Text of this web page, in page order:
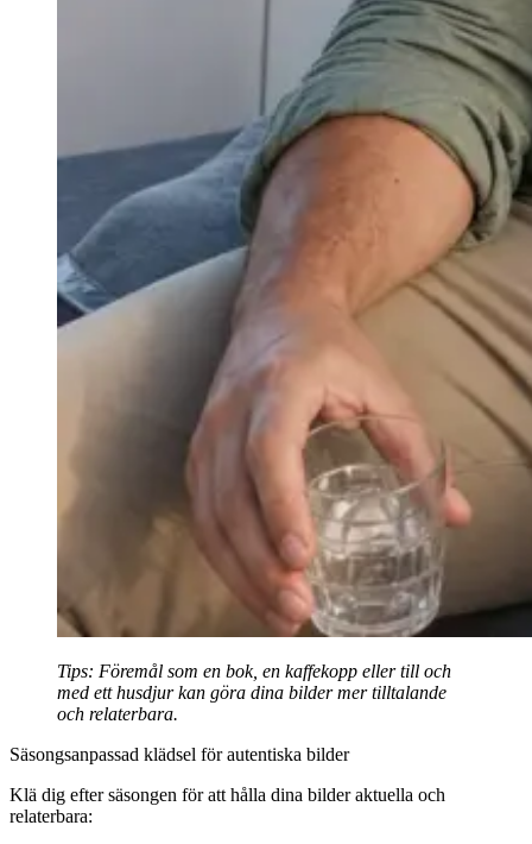
Tips: Föremål som en bok, en kaffekopp eller till och
med ett husdjur kan göra dina bilder mer tilltalande
och relaterbara.
Säsongsanpassad klädsel för autentiska bilder
Klä dig efter säsongen för att hålla dina bilder aktuella och
relaterbara: